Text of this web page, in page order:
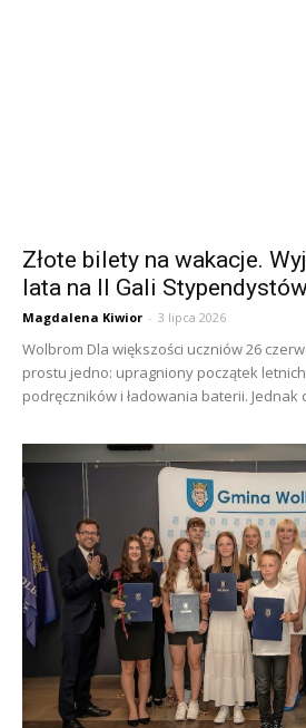
Złote bilety na wakacje.
lata na II Gali
Magdalena Kiwior - 3 lipca 2026
Wolbrom Dla większości uczniów 26
prostu jedno: upragniony początek
podręczników i ładowania baterii. Jednak